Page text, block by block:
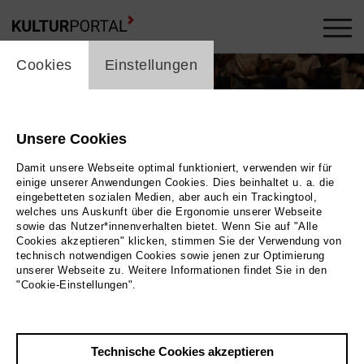
Foto 2024
Trailer
Zurück|Übersicht
Film Info
Deutschland 2024 | 8 min.
cookie_layer
Cookies Einstellungen
Unsere Cookies
Damit unsere Webseite optimal funktioniert, verwenden wir für
einige unserer Anwendungen Cookies. Dies beinhaltet u. a. die
eingebetteten sozialen Medien, aber auch ein Trackingtool,
welches uns Auskunft über die Ergonomie unserer Webseite
sowie das Nutzer*innenverhalten bietet. Wenn Sie auf "Alle
Cookies akzeptieren" klicken, stimmen Sie der Verwendung von
technisch notwendigen Cookies sowie jenen zur Optimierung
unserer Webseite zu. Weitere Informationen findet Sie in den
"Cookie-Einstellungen".
Technische Cookies akzeptieren